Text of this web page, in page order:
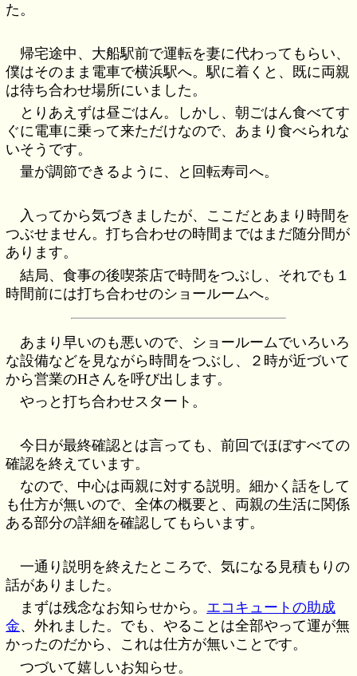
た。
帰宅途中、大船駅前で運転を妻に代わってもらい、
僕はそのまま電車で横浜駅へ。駅に着くと、既に両親
は待ち合わせ場所にいました。
とりあえずは昼ごはん。しかし、朝ごはん食べてす
ぐに電車に乗って来ただけなので、あまり食べられな
いそうです。
量が調節できるように、と回転寿司へ。
入ってから気づきましたが、ここだとあまり時間を
つぶせません。打ち合わせの時間まではまだ随分間が
あります。
結局、食事の後喫茶店で時間をつぶし、それでも１
時間前には打ち合わせのショールームへ。
あまり早いのも悪いので、ショールームでいろいろ
な設備などを見ながら時間をつぶし、２時が近づいて
から営業のHさんを呼び出します。
やっと打ち合わせスタート。
今日が最終確認とは言っても、前回でほぼすべての
確認を終えています。
なので、中心は両親に対する説明。細かく話をして
も仕方が無いので、全体の概要と、両親の生活に関係
ある部分の詳細を確認してもらいます。
一通り説明を終えたところで、気になる見積もりの
話がありました。
まずは残念なお知らせから。 エコキュートの助成
金、外れました。でも、やることは全部やって運が無
かったのだから、これは仕方が無いことです。
つづいて嬉しいお知らせ。